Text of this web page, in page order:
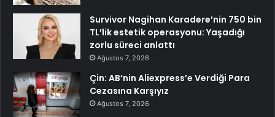
Survivor Nagihan Karadere’nin 750 bin
TL’lik estetik operasyonu: Yaşadığı
zorlu süreci anlattı
Ağustos 7, 2026
Çin: AB’nin Aliexpress’e Verdiği Para
Cezasına Karşıyız
Ağustos 7, 2026